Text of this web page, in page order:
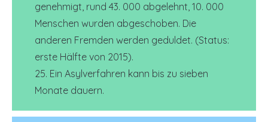
genehmigt, rund 43. 000 abgelehnt, 10. 000
Menschen wurden abgeschoben. Die
anderen Fremden werden geduldet. (Status:
erste Hälfte von 2015).
25. Ein Asylverfahren kann bis zu sieben
Monate dauern.